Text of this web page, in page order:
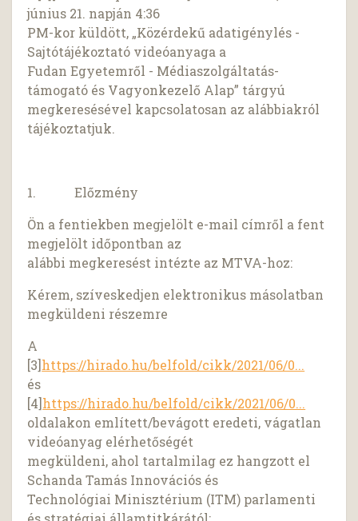
június 21. napján 4:36
PM-kor küldött, „Közérdekű adatigénylés -
Sajtótájékoztató videóanyaga a
Fudan Egyetemről - Médiaszolgáltatás-
támogató és Vagyonkezelő Alap” tárgyú
megkeresésével kapcsolatosan az alábbiakról
tájékoztatjuk.
1. Előzmény
Ön a fentiekben megjelölt e-mail címről a fent
megjelölt időpontban az
alábbi megkeresést intézte az MTVA-hoz:
Kérem, szíveskedjen elektronikus másolatban
megküldeni részemre
A
[3]https://hirado.hu/belfold/cikk/2021/06/0...
és
[4]https://hirado.hu/belfold/cikk/2021/06/0...
oldalakon említett/bevágott eredeti, vágatlan
videóanyag elérhetőségét
megküldeni, ahol tartalmilag ez hangzott el
Schanda Tamás Innovációs és
Technológiai Minisztérium (ITM) parlamenti